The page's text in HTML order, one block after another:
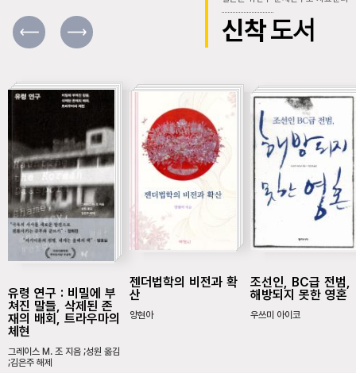
신착도서
유령 연구 : 비밀에 부
쳐진 말들, 삭제된 존
재의 배회, 트라우마의
체현
그레이스 M. 조 지음 ;성원 옮김
;김은주 해제
젠더법학의 비전과 확
산
양현아
조선인, BC급 전범,
해방되지 못한 영혼
우쓰미 아이코